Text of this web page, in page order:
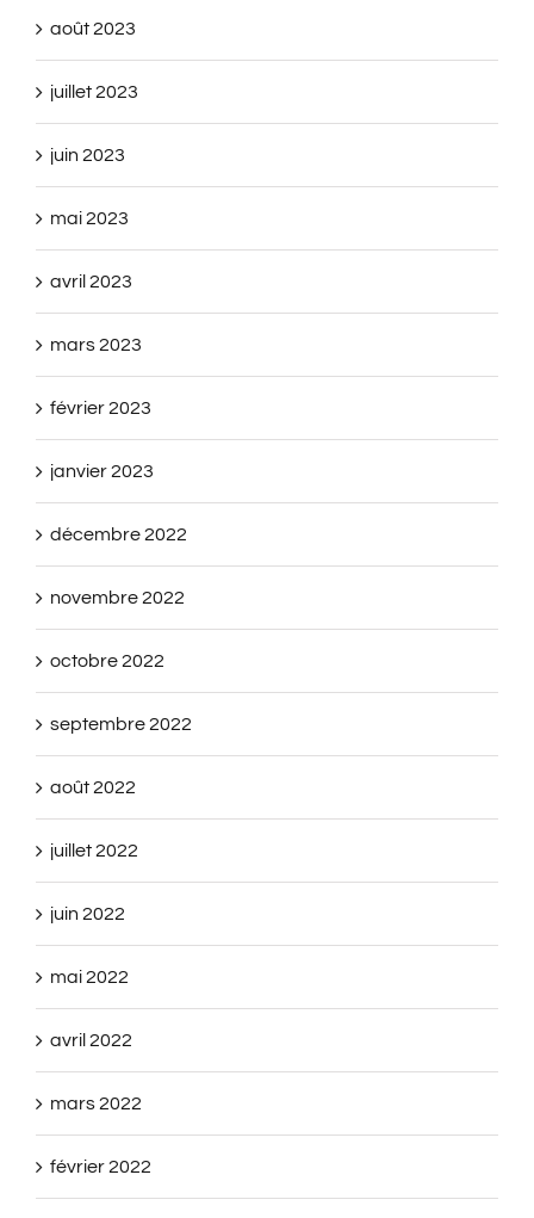
août 2023
juillet 2023
juin 2023
mai 2023
avril 2023
mars 2023
février 2023
janvier 2023
décembre 2022
novembre 2022
octobre 2022
septembre 2022
août 2022
juillet 2022
juin 2022
mai 2022
avril 2022
mars 2022
février 2022